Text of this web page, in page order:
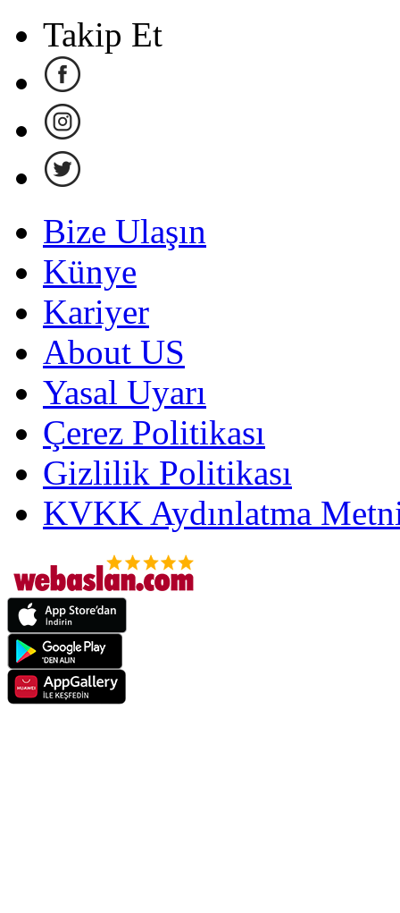
Takip Et
Bize Ulaşın
Künye
Kariyer
About US
Yasal Uyarı
Çerez Politikası
Gizlilik Politikası
KVKK Aydınlatma